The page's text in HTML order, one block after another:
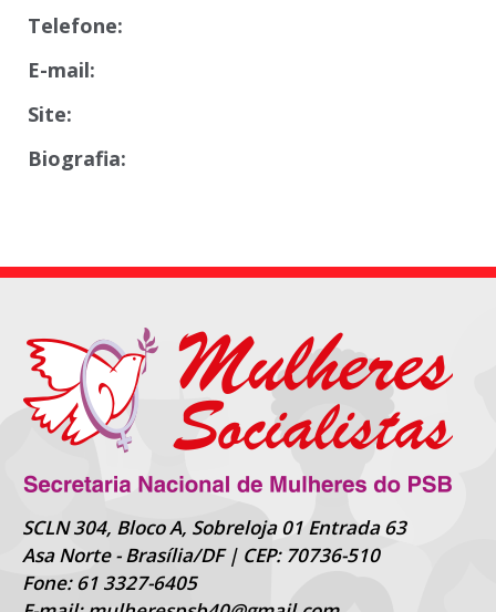
Telefone:
E-mail:
Site:
Biografia:
SCLN 304, Bloco A, Sobreloja 01 Entrada 63
Asa Norte - Brasília/DF | CEP: 70736-510
Fone: 61 3327-6405